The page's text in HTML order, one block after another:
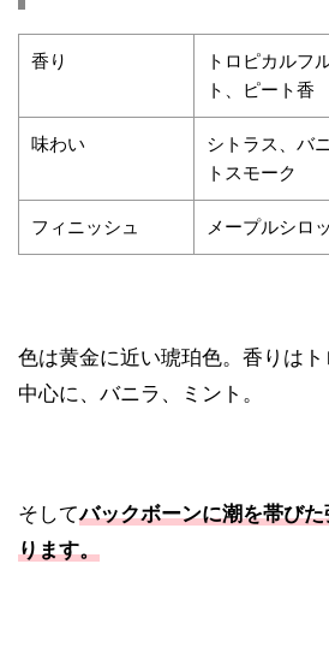
香り
トロピカルフ
ト、ピート香
味わい
シトラス、バ
トスモーク
フィニッシュ メープルシロ
色は黄金に近い琥珀色。香りは
中心に、バニラ、ミント。
そしてバックボーンに潮を帯び
ります。